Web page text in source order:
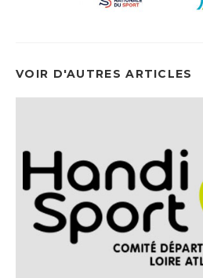
VOIR D'AUTRES ARTICLES